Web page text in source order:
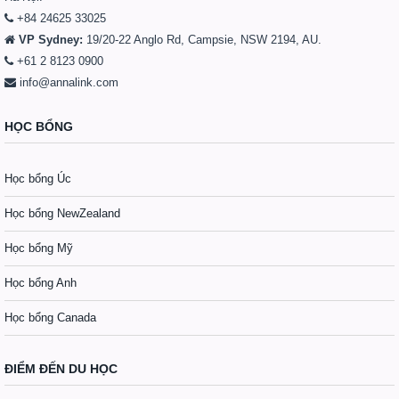
+84 24625 33025
VP Sydney: 19/20-22 Anglo Rd, Campsie, NSW 2194, AU.
+61 2 8123 0900
info@annalink.com
HỌC BỔNG
Học bổng Úc
Học bổng NewZealand
Học bổng Mỹ
Học bổng Anh
Học bổng Canada
ĐIỂM ĐẾN DU HỌC